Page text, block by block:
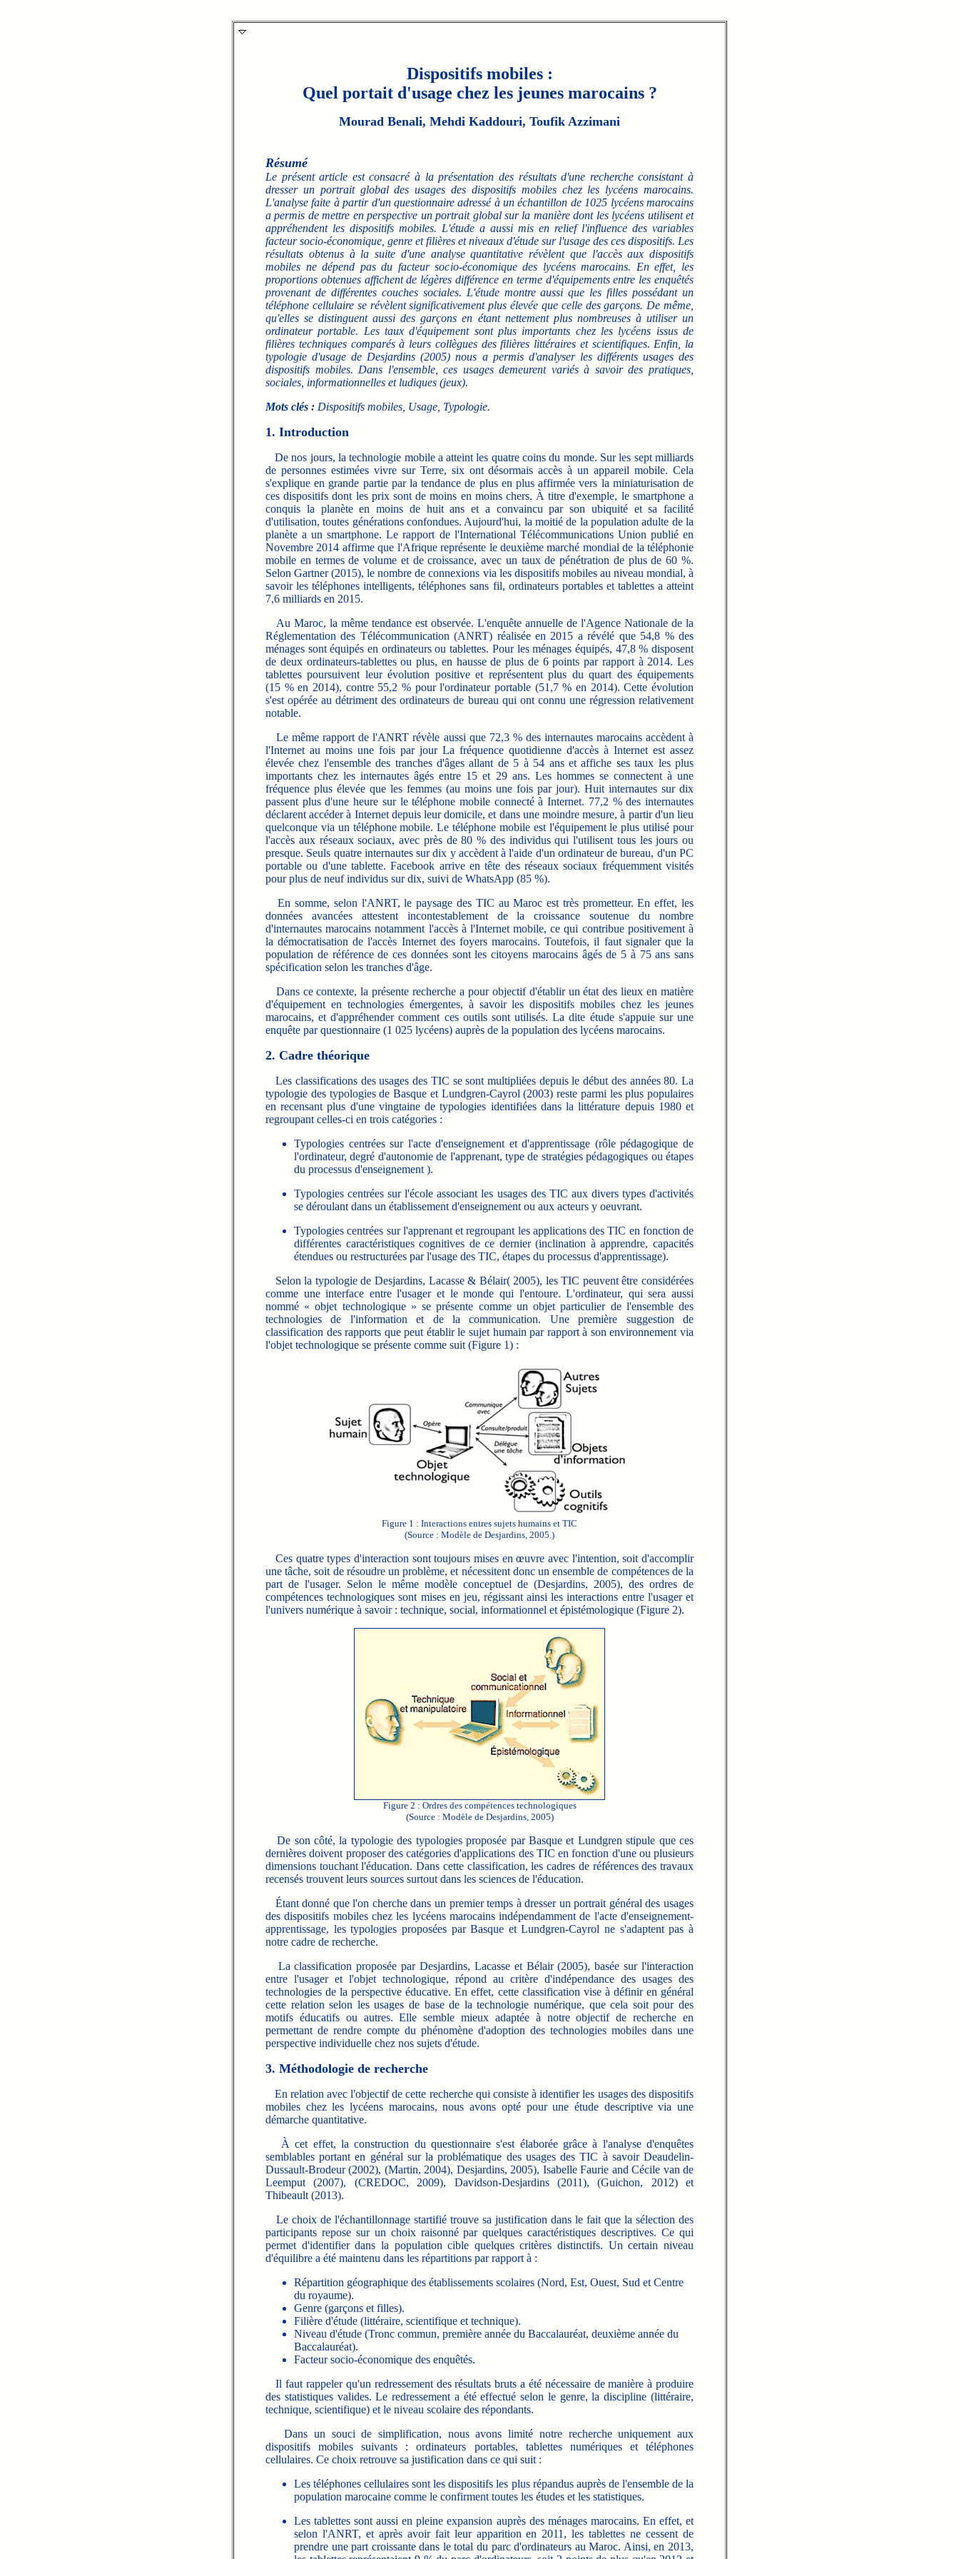
Dispositifs mobiles :
Quel portait d'usage chez les jeunes marocains ?
Mourad Benali, Mehdi Kaddouri, Toufik Azzimani
Résumé
Le présent article est consacré à la présentation des résultats d'une recherche consistant à
dresser un portrait global des usages des dispositifs mobiles chez les lycéens marocains.
L'analyse faite à partir d'un questionnaire adressé à un échantillon de 1025 lycéens marocains
a permis de mettre en perspective un portrait global sur la manière dont les lycéens utilisent et
appréhendent les dispositifs mobiles. L'étude a aussi mis en relief l'influence des variables
facteur socio-économique, genre et filières et niveaux d'étude sur l'usage des ces dispositifs. Les
résultats obtenus à la suite d'une analyse quantitative révèlent que l'accès aux dispositifs
mobiles ne dépend pas du facteur socio-économique des lycéens marocains. En effet, les
proportions obtenues affichent de légères différence en terme d'équipements entre les enquêtés
provenant de différentes couches sociales. L'étude montre aussi que les filles possédant un
téléphone cellulaire se révèlent significativement plus élevée que celle des garçons. De même,
qu'elles se distinguent aussi des garçons en étant nettement plus nombreuses à utiliser un
ordinateur portable. Les taux d'équipement sont plus importants chez les lycéens issus de
filières techniques comparés à leurs collègues des filières littéraires et scientifiques. Enfin, la
typologie d'usage de Desjardins (2005) nous a permis d'analyser les différents usages des
dispositifs mobiles. Dans l'ensemble, ces usages demeurent variés à savoir des pratiques,
sociales, informationnelles et ludiques (jeux).
Mots clés : Dispositifs mobiles, Usage, Typologie.
1. Introduction
De nos jours, la technologie mobile a atteint les quatre coins du monde. Sur les sept milliards
de personnes estimées vivre sur Terre, six ont désormais accès à un appareil mobile. Cela
s'explique en grande partie par la tendance de plus en plus affirmée vers la miniaturisation de
ces dispositifs dont les prix sont de moins en moins chers. À titre d'exemple, le smartphone a
conquis la planète en moins de huit ans et a convaincu par son ubiquité et sa facilité
d'utilisation, toutes générations confondues. Aujourd'hui, la moitié de la population adulte de la
planète a un smartphone. Le rapport de l'International Télécommunications Union publié en
Novembre 2014 affirme que l'Afrique représente le deuxième marché mondial de la téléphonie
mobile en termes de volume et de croissance, avec un taux de pénétration de plus de 60 %.
Selon Gartner (2015), le nombre de connexions via les dispositifs mobiles au niveau mondial, à
savoir les téléphones intelligents, téléphones sans fil, ordinateurs portables et tablettes a atteint
7,6 milliards en 2015.
Au Maroc, la même tendance est observée. L'enquête annuelle de l'Agence Nationale de la
Réglementation des Télécommunication (ANRT) réalisée en 2015 a révélé que 54,8 % des
ménages sont équipés en ordinateurs ou tablettes. Pour les ménages équipés, 47,8 % disposent
de deux ordinateurs-tablettes ou plus, en hausse de plus de 6 points par rapport à 2014. Les
tablettes poursuivent leur évolution positive et représentent plus du quart des équipements
(15 % en 2014), contre 55,2 % pour l'ordinateur portable (51,7 % en 2014). Cette évolution
s'est opérée au détriment des ordinateurs de bureau qui ont connu une régression relativement
notable.
Le même rapport de l'ANRT révèle aussi que 72,3 % des internautes marocains accèdent à
l'Internet au moins une fois par jour La fréquence quotidienne d'accès à Internet est assez
élevée chez l'ensemble des tranches d'âges allant de 5 à 54 ans et affiche ses taux les plus
importants chez les internautes âgés entre 15 et 29 ans. Les hommes se connectent à une
fréquence plus élevée que les femmes (au moins une fois par jour). Huit internautes sur dix
passent plus d'une heure sur le téléphone mobile connecté à Internet. 77,2 % des internautes
déclarent accéder à Internet depuis leur domicile, et dans une moindre mesure, à partir d'un lieu
quelconque via un téléphone mobile. Le téléphone mobile est l'équipement le plus utilisé pour
l'accès aux réseaux sociaux, avec près de 80 % des individus qui l'utilisent tous les jours ou
presque. Seuls quatre internautes sur dix y accèdent à l'aide d'un ordinateur de bureau, d'un PC
portable ou d'une tablette. Facebook arrive en tête des réseaux sociaux fréquemment visités
pour plus de neuf individus sur dix, suivi de WhatsApp (85 %).
En somme, selon l'ANRT, le paysage des TIC au Maroc est très prometteur. En effet, les
données avancées attestent incontestablement de la croissance soutenue du nombre
d'internautes marocains notamment l'accès à l'Internet mobile, ce qui contribue positivement à
la démocratisation de l'accès Internet des foyers marocains. Toutefois, il faut signaler que la
population de référence de ces données sont les citoyens marocains âgés de 5 à 75 ans sans
spécification selon les tranches d'âge.
Dans ce contexte, la présente recherche a pour objectif d'établir un état des lieux en matière
d'équipement en technologies émergentes, à savoir les dispositifs mobiles chez les jeunes
marocains, et d'appréhender comment ces outils sont utilisés. La dite étude s'appuie sur une
enquête par questionnaire (1 025 lycéens) auprès de la population des lycéens marocains.
2. Cadre théorique
Les classifications des usages des TIC se sont multipliées depuis le début des années 80. La
typologie des typologies de Basque et Lundgren-Cayrol (2003) reste parmi les plus populaires
en recensant plus d'une vingtaine de typologies identifiées dans la littérature depuis 1980 et
regroupant celles-ci en trois catégories :
Typologies centrées sur l'acte d'enseignement et d'apprentissage (rôle pédagogique de
l'ordinateur, degré d'autonomie de l'apprenant, type de stratégies pédagogiques ou étapes
du processus d'enseignement ).
Typologies centrées sur l'école associant les usages des TIC aux divers types d'activités
se déroulant dans un établissement d'enseignement ou aux acteurs y oeuvrant.
Typologies centrées sur l'apprenant et regroupant les applications des TIC en fonction de
différentes caractéristiques cognitives de ce dernier (inclination à apprendre, capacités
étendues ou restructurées par l'usage des TIC, étapes du processus d'apprentissage).
Selon la typologie de Desjardins, Lacasse & Bélair( 2005), les TIC peuvent être considérées
comme une interface entre l'usager et le monde qui l'entoure. L'ordinateur, qui sera aussi
nommé « objet technologique » se présente comme un objet particulier de l'ensemble des
technologies de l'information et de la communication. Une première suggestion de
classification des rapports que peut établir le sujet humain par rapport à son environnement via
l'objet technologique se présente comme suit (Figure 1) :
Figure 1 : Interactions entres sujets humains et TIC
(Source : Modèle de Desjardins, 2005.)
Ces quatre types d'interaction sont toujours mises en œuvre avec l'intention, soit d'accomplir
une tâche, soit de résoudre un problème, et nécessitent donc un ensemble de compétences de la
part de l'usager. Selon le même modèle conceptuel de (Desjardins, 2005), des ordres de
compétences technologiques sont mises en jeu, régissant ainsi les interactions entre l'usager et
l'univers numérique à savoir : technique, social, informationnel et épistémologique (Figure 2).
Figure 2 : Ordres des compétences technologiques
(Source : Modèle de Desjardins, 2005)
De son côté, la typologie des typologies proposée par Basque et Lundgren stipule que ces
dernières doivent proposer des catégories d'applications des TIC en fonction d'une ou plusieurs
dimensions touchant l'éducation. Dans cette classification, les cadres de références des travaux
recensés trouvent leurs sources surtout dans les sciences de l'éducation.
Étant donné que l'on cherche dans un premier temps à dresser un portrait général des usages
des dispositifs mobiles chez les lycéens marocains indépendamment de l'acte d'enseignement-
apprentissage, les typologies proposées par Basque et Lundgren-Cayrol ne s'adaptent pas à
notre cadre de recherche.
La classification proposée par Desjardins, Lacasse et Bélair (2005), basée sur l'interaction
entre l'usager et l'objet technologique, répond au critère d'indépendance des usages des
technologies de la perspective éducative. En effet, cette classification vise à définir en général
cette relation selon les usages de base de la technologie numérique, que cela soit pour des
motifs éducatifs ou autres. Elle semble mieux adaptée à notre objectif de recherche en
permettant de rendre compte du phénomène d'adoption des technologies mobiles dans une
perspective individuelle chez nos sujets d'étude.
3. Méthodologie de recherche
En relation avec l'objectif de cette recherche qui consiste à identifier les usages des dispositifs
mobiles chez les lycéens marocains, nous avons opté pour une étude descriptive via une
démarche quantitative.
À cet effet, la construction du questionnaire s'est élaborée grâce à l'analyse d'enquêtes
semblables portant en général sur la problématique des usages des TIC à savoir Deaudelin-
Dussault-Brodeur (2002), (Martin, 2004), Desjardins, 2005), Isabelle Faurie and Cécile van de
Leemput (2007), (CREDOC, 2009), Davidson-Desjardins (2011), (Guichon, 2012) et
Thibeault (2013).
Le choix de l'échantillonnage startifié trouve sa justification dans le fait que la sélection des
participants repose sur un choix raisonné par quelques caractéristiques descriptives. Ce qui
permet d'identifier dans la population cible quelques critères distinctifs. Un certain niveau
d'équilibre a été maintenu dans les répartitions par rapport à :
Répartition géographique des établissements scolaires (Nord, Est, Ouest, Sud et Centre
du royaume).
Genre (garçons et filles).
Filière d'étude (littéraire, scientifique et technique).
Niveau d'étude (Tronc commun, première année du Baccalauréat, deuxième année du
Baccalauréat).
Facteur socio-économique des enquêtés.
Il faut rappeler qu'un redressement des résultats bruts a été nécessaire de manière à produire
des statistiques valides. Le redressement a été effectué selon le genre, la discipline (littéraire,
technique, scientifique) et le niveau scolaire des répondants.
Dans un souci de simplification, nous avons limité notre recherche uniquement aux
dispositifs mobiles suivants : ordinateurs portables, tablettes numériques et téléphones
cellulaires. Ce choix retrouve sa justification dans ce qui suit :
Les téléphones cellulaires sont les dispositifs les plus répandus auprès de l'ensemble de la
population marocaine comme le confirment toutes les études et les statistiques.
Les tablettes sont aussi en pleine expansion auprès des ménages marocains. En effet, et
selon l'ANRT, et après avoir fait leur apparition en 2011, les tablettes ne cessent de
prendre une part croissante dans le total du parc d'ordinateurs au Maroc. Ainsi, en 2013,